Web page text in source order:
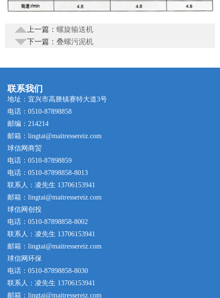
上一篇： 螺旋输送机
下一篇： 叠螺污泥机
联系我们
地址：宜兴市高塍镇赛特大道3号
电话：0510-87898858
邮编：214214
邮箱：lingtai@maitressereiz.com
球信网商贸
电话：0510-87898859
电话：0510-87898858-8013
联系人：凌先生 13706153941
邮箱：lingtai@maitressereiz.com
球信网创投
电话：0510-87898858-8002
联系人：凌先生 13706153941
邮箱：lingtai@maitressereiz.com
球信网环保
电话：0510-87898858-8030
联系人：凌先生 13706153941
邮箱：lingtai@maitressereiz.com